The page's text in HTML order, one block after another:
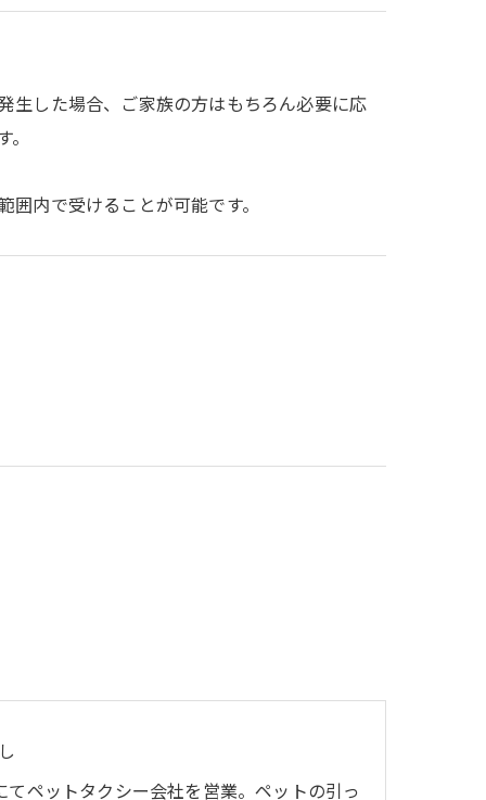
生した場合、ご家族の方はもちろん必要に応
内で受けることが可能です。
てペットタクシー会社を営業。ペットの引っ